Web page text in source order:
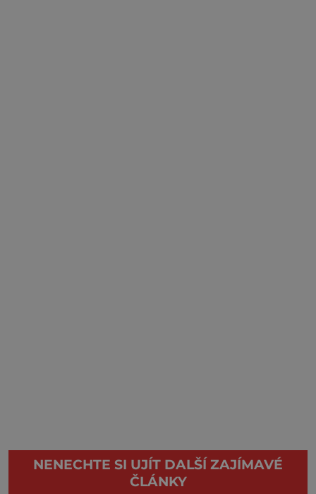
NENECHTE SI UJÍT DALŠÍ ZAJÍMAVÉ
ČLÁNKY